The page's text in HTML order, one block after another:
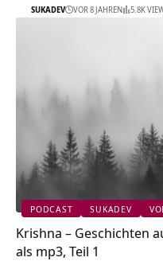
SUKADEV VOR 8 JAHREN 5.8K
PODCAST SUKADEV
Krishna – Geschichten
als mp3, Teil 1